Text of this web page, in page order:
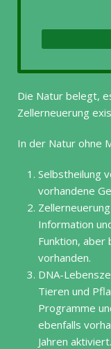
Die Natur belegt,
Zellerneuerung
In der Natur ohne
Selbstheilung
vorhandene
Information
Funktion, aber
vorhanden.
DNA-
Tieren und
Programme
ebenfalls
Jahren aktiviert.